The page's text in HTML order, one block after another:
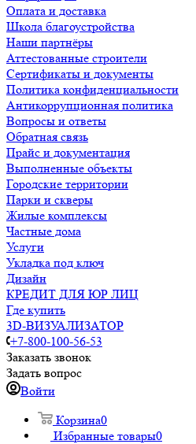
Оплата и доставка
Школа благоустройства
Наши партнёры
Аттестованные строители
Сертификаты и документы
Политика конфиденциальности
Антикоррупционная политика
Вопросы и ответы
Обратная связь
Прайс и документация
Выполненные объекты
Городские территории
Парки и скверы
Жилые комплексы
Частные дома
Услуги
Укладка под ключ
Дизайн
КРЕДИТ ДЛЯ ЮР ЛИЦ
Где купить
3D-ВИЗУАЛИЗАТОР
+7-800-100-56-53
Заказать звонок
Задать вопрос
Войти
Корзина0
Избранные товары0